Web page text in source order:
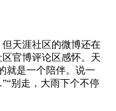
天涯社区的微博还在
官博评论区感怀。天
就是一个陪伴。说一
别走，大雨下个不停